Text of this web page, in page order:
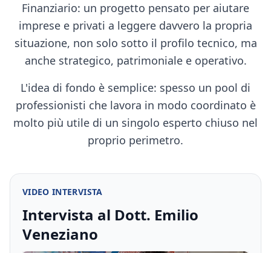
Finanziario: un progetto pensato per aiutare
imprese e privati a leggere davvero la propria
situazione, non solo sotto il profilo tecnico, ma
anche strategico, patrimoniale e operativo.
L'idea di fondo è semplice: spesso un pool di
professionisti che lavora in modo coordinato è
molto più utile di un singolo esperto chiuso nel
proprio perimetro.
VIDEO INTERVISTA
Intervista al Dott. Emilio
Veneziano